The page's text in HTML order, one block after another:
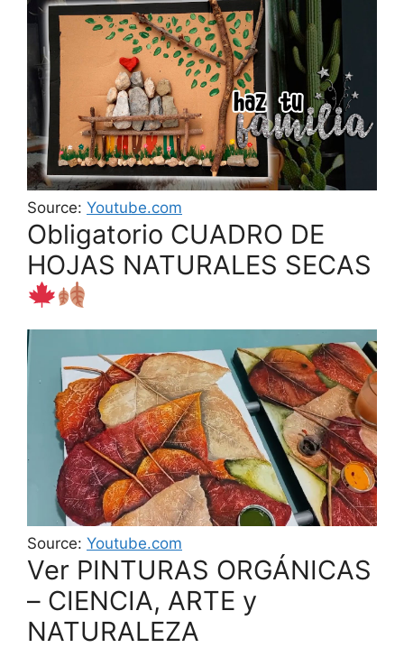
Source: Youtube.com
Obligatorio CUADRO DE
HOJAS NATURALES SECAS
Source: Youtube.com
Ver PINTURAS ORGÁNICAS
– CIENCIA, ARTE y
NATURALEZA